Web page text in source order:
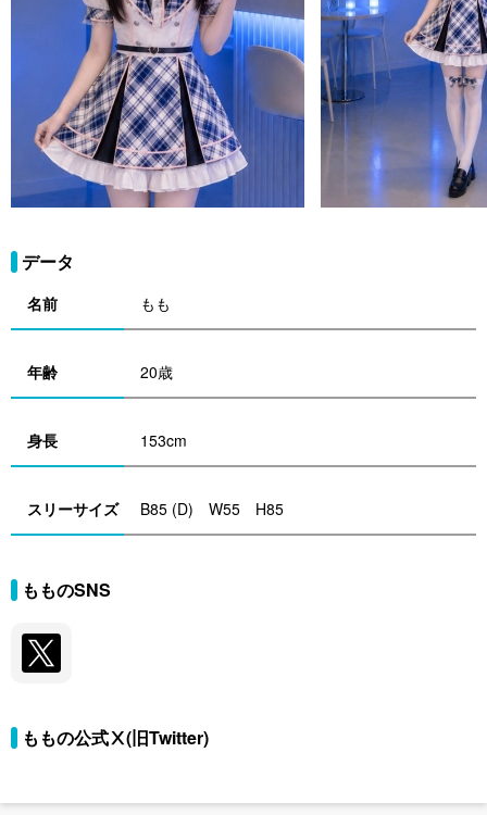
データ
名前 もも
年齢 20歳
身長 153cm
スリーサイズ B85 (D) W55 H85
もものSNS
ももの公式Ⅹ(旧Twitter)